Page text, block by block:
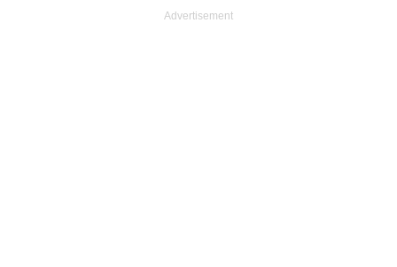
Advertisement